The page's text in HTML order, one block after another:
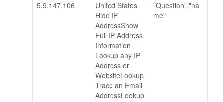
5.9.147.106
United States
Hide IP
AddressShow
Full IP Address
Information
Lookup any IP
Address or
WebsiteLookup
Trace an Email
AddressLookup
"Question","na
me"